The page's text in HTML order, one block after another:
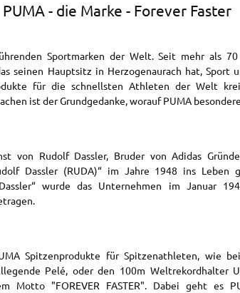
PUMA - die Marke - Forever Faster
Sportmarken der Welt. Seit mehr als
seinen Hauptsitz in Herzogenaurach hat, Sport
für die schnellsten Athleten der Welt
ist der Grundgedanke, worauf PUMA
von Rudolf Dassler, Bruder von Adidas
Dassler (RUDA)“ im Jahre 1948 ins Leben
wurde das Unternehmen im Januar
Spitzenprodukte für Spitzenathleten, wie
Pelé, oder den 100m Weltrekordhalter
Motto "FOREVER FASTER". Dabei geht es